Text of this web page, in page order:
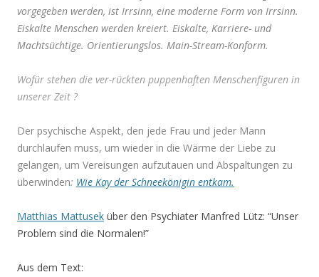
vorgegeben werden, ist Irrsinn, eine moderne Form von Irrsinn.
Eiskalte Menschen werden kreiert. Eiskalte, Karriere- und
Machtsüchtige. Orientierungslos. Main-Stream-Konform.
Wofür stehen die ver-rückten puppenhaften Menschenfiguren in
unserer Zeit ?
Der psychische Aspekt, den jede Frau und jeder Mann
durchlaufen muss, um wieder in die Wärme der Liebe zu
gelangen, um Vereisungen aufzutauen und Abspaltungen zu
überwinden: Wie Kay der Schneekönigin entkam.
Matthias Mattusek über den Psychiater Manfred Lütz: “Unser
Problem sind die Normalen!”
Aus dem Text: